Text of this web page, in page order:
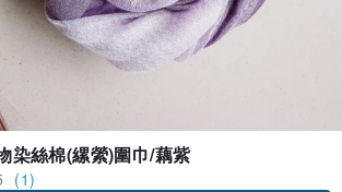
染絲棉(縲縈)圍巾/藕紫
(1)